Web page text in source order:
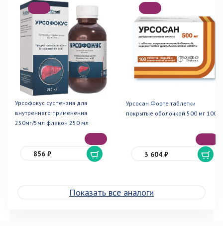
Урсофокус суспензия для
внутреннего применения
250мг/5мл флакон 250 мл
856 ₽
Урсосан Форте таблетки
покрытые оболочкой 500 мг 100
3 604 ₽
Показать все аналоги